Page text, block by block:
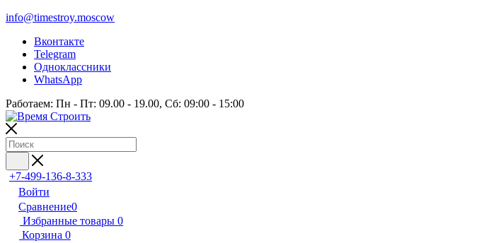
info@timestroy.moscow
Вконтакте
Telegram
Одноклассники
WhatsApp
Работаем: Пн - Пт: 09.00 - 19.00, Сб: 09:00 - 15:00
+7-499-136-8-333
Войти
Сравнение0
Избранные товары 0
Корзина 0